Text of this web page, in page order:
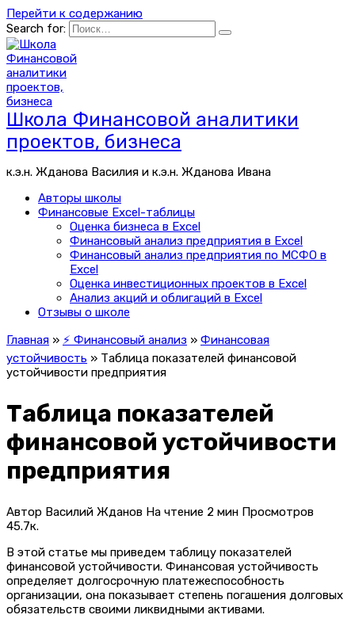
Перейти к содержанию
Search for:
Школа Финансовой аналитики
проектов, бизнеса
к.э.н. Жданова Василия и к.э.н. Жданова Ивана
Авторы школы
Финансовые Excel-таблицы
Оценка бизнеса в Excel
Финансовый анализ предприятия в Excel
Финансовый анализ предприятия по МСФО в
Excel
Оценка инвестиционных проектов в Excel
Анализ акций и облигаций в Excel
Отзывы о школе
Главная » ⚡ Финансовый анализ » Финансовая
устойчивость » Таблица показателей финансовой
устойчивости предприятия
Таблица показателей
финансовой устойчивости
предприятия
Автор Василий Жданов На чтение 2 мин Просмотров
45.7к.
В этой статье мы приведем таблицу показателей
финансовой устойчивости. Финансовая устойчивость
определяет долгосрочную платежеспособность
организации, она показывает степень погашения долговых
обязательств своими ликвидными активами.